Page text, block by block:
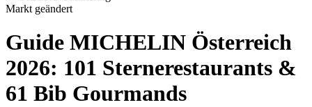
Markt geändert
Guide MICHELIN Österreich
2026: 101 Sternerestaurants &
61 Bib Gourmands